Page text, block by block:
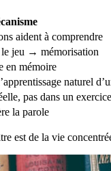
aident à comprendre
le jeu → mémorisation
en mémoire
naturel
pas dans un exercice
la parole
est de la vie